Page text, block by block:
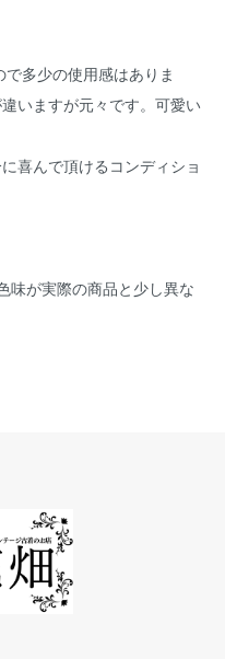
多少の使用感はありま
いますが元々です。可愛い
喜んで頂けるコンディショ
味が実際の商品と少し異な